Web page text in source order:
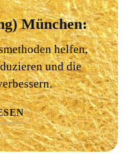
München:
helfen,
und die